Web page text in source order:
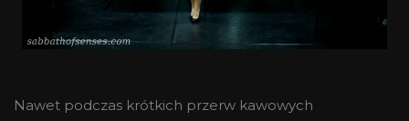
Nawet podczas krótkich przerw kawowych